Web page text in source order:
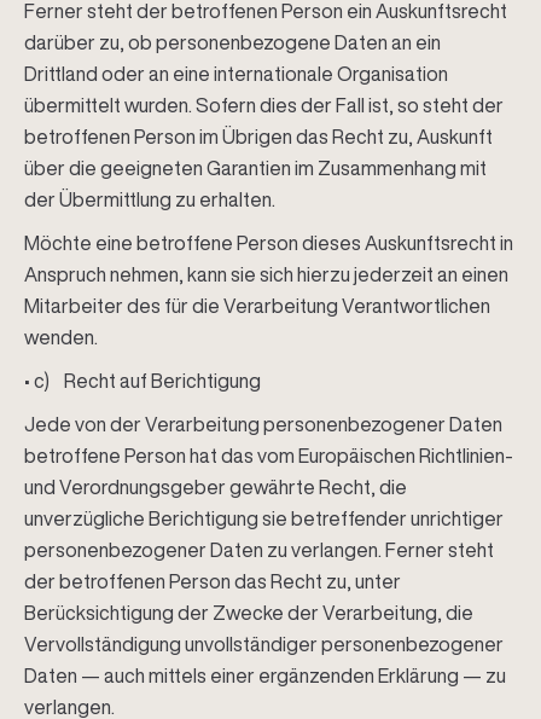
Ferner steht der betroffenen Person ein Auskunftsrecht
darüber zu, ob personenbezogene Daten an ein
Drittland oder an eine internationale Organisation
übermittelt wurden. Sofern dies der Fall ist, so steht der
betroffenen Person im Übrigen das Recht zu, Auskunft
über die geeigneten Garantien im Zusammenhang mit
der Übermittlung zu erhalten.
Möchte eine betroffene Person dieses Auskunftsrecht in
Anspruch nehmen, kann sie sich hierzu jederzeit an einen
Mitarbeiter des für die Verarbeitung Verantwortlichen
wenden.
• c) Recht auf Berichtigung
Jede von der Verarbeitung personenbezogener Daten
betroffene Person hat das vom Europäischen Richtlinien-
und Verordnungsgeber gewährte Recht, die
unverzügliche Berichtigung sie betreffender unrichtiger
personenbezogener Daten zu verlangen. Ferner steht
der betroffenen Person das Recht zu, unter
Berücksichtigung der Zwecke der Verarbeitung, die
Vervollständigung unvollständiger personenbezogener
Daten — auch mittels einer ergänzenden Erklärung — zu
verlangen.